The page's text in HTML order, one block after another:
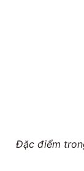
Đặc điểm